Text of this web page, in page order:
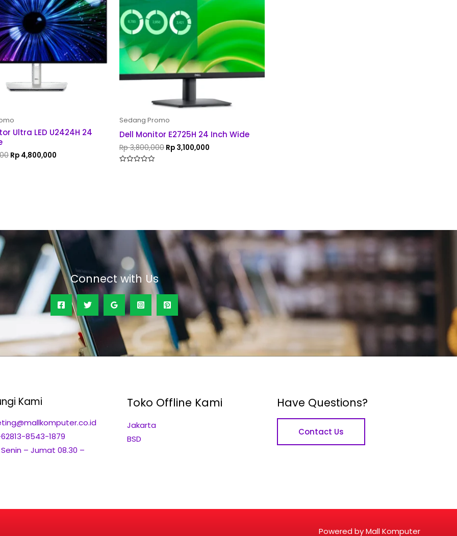
Ultra LED U2424H 24
Rp 4,800,000
Sedang Promo
Dell Monitor E2725H 24 Inch Wide
Rp3,800,000 Rp 3,100,000
Connect with Us
Kami
8543-1879
Senin – Jumat 08.30 –
Toko Offline Kami
Jakarta
BSD
Have Questions?
Contact Us
Powered by Mall Komputer